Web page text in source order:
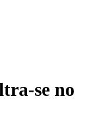
se no